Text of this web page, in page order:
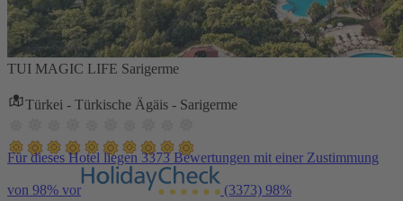
TUI MAGIC LIFE Sarigerme
Türkei - Türkische Ägäis - Sarigerme
Für dieses Hotel liegen 3373 Bewertungen mit einer Zustimmung
von 98% vor (3373) 98%